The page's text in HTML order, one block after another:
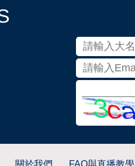
關於我們 FAQ與直播教學